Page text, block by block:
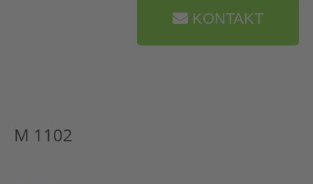
KONTAKT
M 1102